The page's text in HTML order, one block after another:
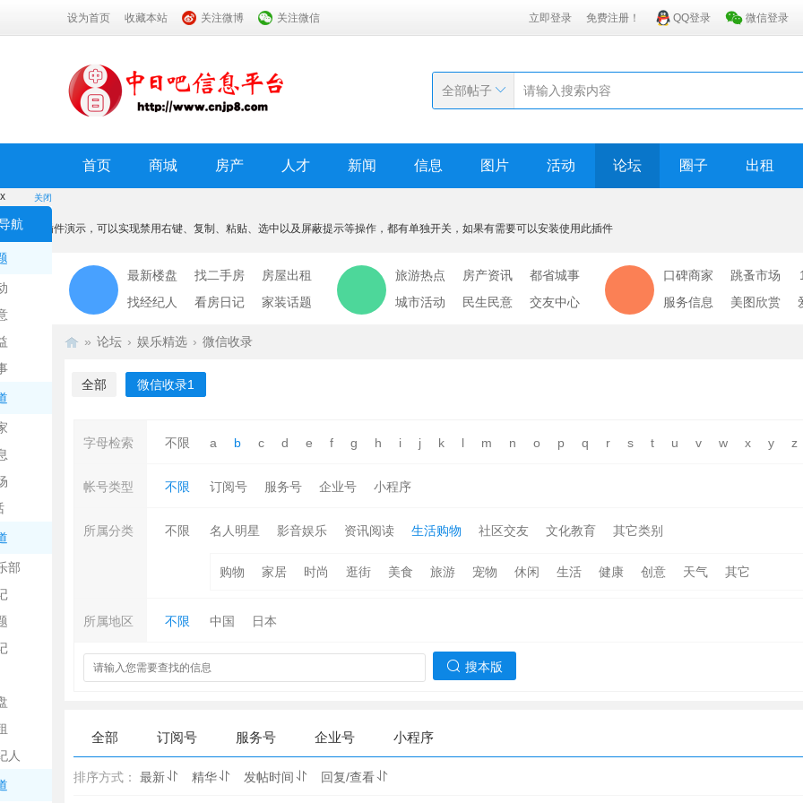
设为首页 收藏本站 关注微博 关注微信 立即登录 免费注册！ QQ登录 微信登录
全部帖子
首页 商城 房产 人才 新闻 信息 图片 活动 论坛 圈子 出租
关闭
航
部
人
x
本功能为插件演示，可以实现禁用右键、复制、粘贴、选中以及屏蔽提示等操作，都有单独开关，如果有需要可以安装使用此插件
我知道了
最新楼盘 找二手房
房屋出租
找经纪人
看房日记 家装话题
旅游热点 房产资讯
都省城事
城市活动
民生民意 交友中心
口碑商家 跳蚤市场
服务信息
美图欣赏
吧
» 论坛 › 娱乐精选 › 微信收录
全部 微信收录1
字母检索 不限 a b c d e f g h i j k l m n o p q r s t u v w x y z
帐号类型 不限 订阅号 服务号 企业号 小程序
所属分类 不限 名人明星 影音娱乐 资讯阅读 生活购物 社区交友 文化教育 其它类别
购物 家居 时尚 逛街 美食 旅游 宠物 休闲 生活 健康 创意 天气 其它
所属地区 不限 中国 日本
搜本版
全部 订阅号 服务号 企业号 小程序
排序方式： 最新 精华 发帖时间 回复/查看